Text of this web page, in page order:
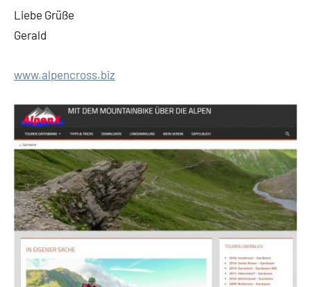
Liebe Grüße
Gerald
www.alpencross.biz